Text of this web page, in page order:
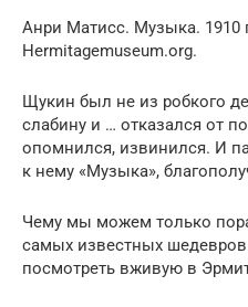
Анри Матисс. Музыка. 1910
Hermitagemuseum.org.
Щукин был не из робкого
слабину и … отказался от
опомнился, извинился. И
к нему «Музыка»,
Чему мы можем только
самых известных
посмотреть вживую в